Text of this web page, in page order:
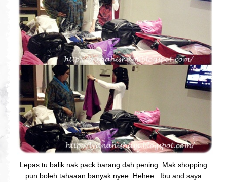
Lepas tu balik nak pack barang dah pening. Mak shopping
pun boleh tahaaan banyak nyee. Hehee.. Ibu and saya